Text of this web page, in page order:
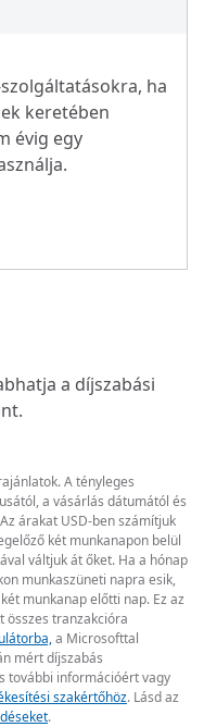
ha
keretében
évig egy
a díjszabási
A tényleges
a vásárlás dátumától és
árakat USD-ben számítjuk
két munkanapon belül
váltjuk át őket. Ha a hónap
munkaszüneti napra esik,
munkanap előtti nap. Ez az
összes tranzakcióra
a Microsofttal
mért díjszabás
további információért vagy
szakértőhöz. Lásd az
.